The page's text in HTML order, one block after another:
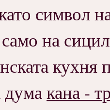
символ
на
думакана -